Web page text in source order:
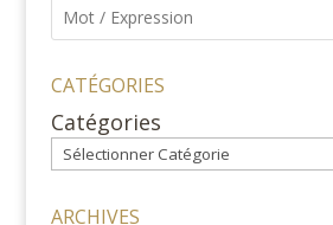
CATÉGORIES
Catégories
ARCHIVES